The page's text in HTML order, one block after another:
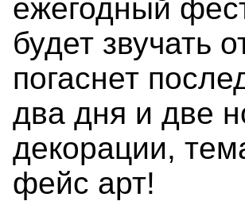
ежегодный
будет звучать
погаснет
два дня и две
декорации,
фейс арт!